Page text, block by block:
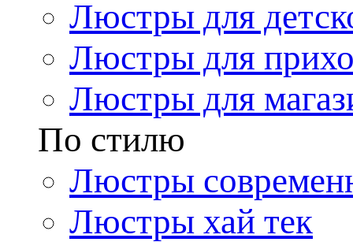
Люстры для
Люстры для
Люстры для
По стилю
Люстры
Люстры хай тек